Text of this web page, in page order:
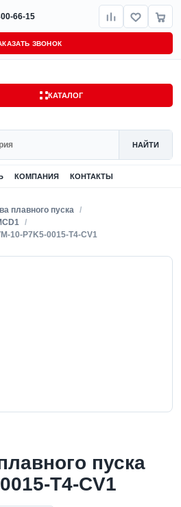
66-15
ЗВОНОК
КАТАЛОГ
НАЙТИ
КОМПАНИЯ КОНТАКТЫ
плавного пуска
10-P7K5-0015-T4-CV1
пуска
T4-CV1